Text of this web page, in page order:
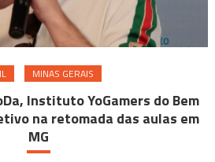
MINAS GERAIS
Instituto YoGamers do Bem
na retomada das aulas em
MG